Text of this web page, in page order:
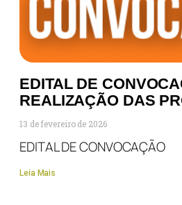
EDITAL DE
REALIZAÇÃO DAS
13 de fevereiro de 2026
EDITAL DE CONVOCAÇÃO
Leia Mais